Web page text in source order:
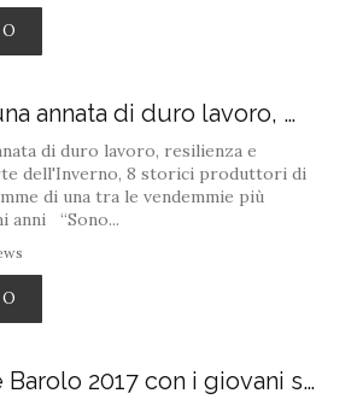
annata di duro lavoro, …
di duro lavoro, resilienza e
dell'Inverno, 8 storici produttori di
di una tra le vendemmie più
anni “Sono...
2017 con i giovani s…